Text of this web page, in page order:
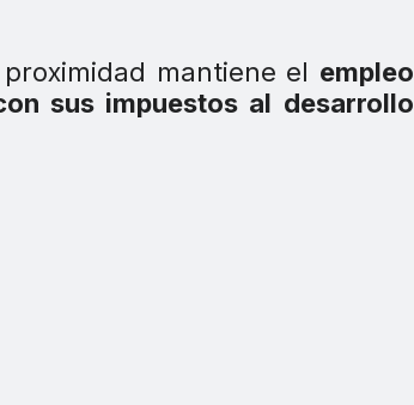
mantiene el empleo
sus impuestos al desarrollo